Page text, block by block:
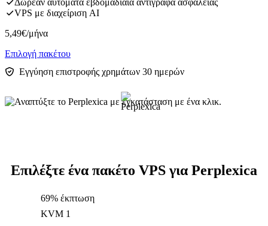
Δωρεάν αυτόματα εβδομαδιαία αντίγραφα ασφαλείας
VPS με διαχείριση AI
5,49€/μήνα
Επιλογή πακέτου
Εγγύηση επιστροφής χρημάτων 30 ημερών
Επιλέξτε ένα πακέτο VPS για Perplexica
69% έκπτωση
KVM 1